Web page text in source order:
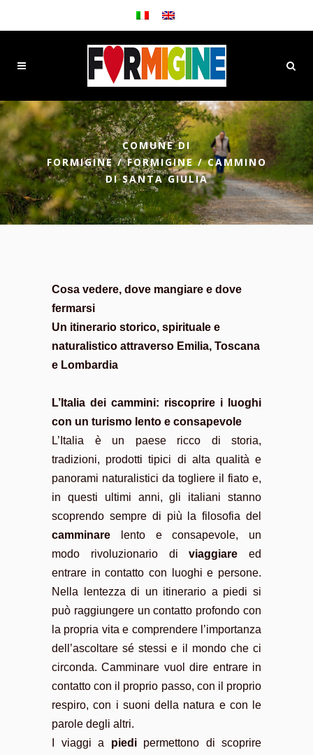
COMUNE DI
FORMIGINE/FORMIGINE/CAMMINO
DI SANTA GIULIA
Cosa vedere, dove mangiare e dove
fermarsi
Un itinerario storico, spirituale e
naturalistico attraverso Emilia, Toscana
e Lombardia
L’Italia dei cammini: riscoprire i luoghi
con un turismo lento e consapevole
L’Italia è un paese ricco di storia,
tradizioni, prodotti tipici di alta qualità e
panorami naturalistici da togliere il fiato e,
in questi ultimi anni, gli italiani stanno
scoprendo sempre di più la filosofia del
camminare lento e consapevole, un
modo rivoluzionario diviaggiare ed
entrare in contatto con luoghi e persone.
Nella lentezza di un itinerario a piedi si
può raggiungere un contatto profondo con
la propria vita e comprendere l’importanza
dell’ascoltare sé stessi e il mondo che ci
circonda. Camminare vuol dire entrare in
contatto con il proprio passo, con il proprio
respiro, con i suoni della natura e con le
parole degli altri.
I viaggi a piedipermettono di scoprire